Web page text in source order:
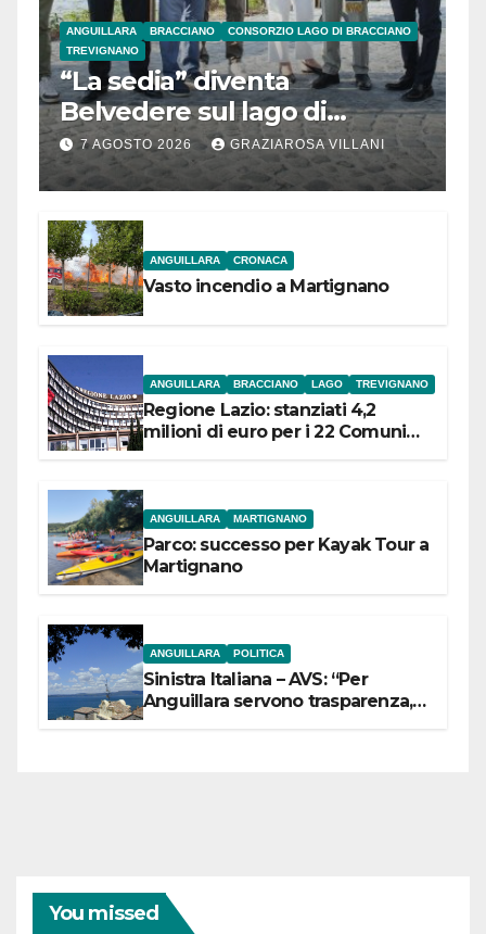
ANGUILLARA BRACCIANO
CONSORZIO LAGO DI BRACCIANO
TREVIGNANO
“La sedia” diventa
Belvedere sul lago di
Bracciano: ieri
l’inaugurazione
7 AGOSTO 2026 GRAZIAROSA VILLANI
ANGUILLARA CRONACA
Vasto incendio a Martignano
ANGUILLARA BRACCIANO LAGO TREVIGNANO
Regione Lazio: stanziati 4,2
milioni di euro per i 22 Comuni
ANGUILLARA MARTIGNANO
Parco: successo per Kayak Tour a
Martignano
ANGUILLARA POLITICA
Sinistra Italiana – AVS: “Per
Anguillara servono trasparenza,
You missed